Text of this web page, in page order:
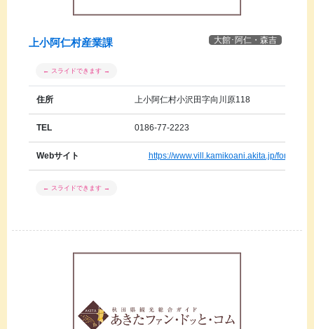
大館･阿仁・森吉
上小阿仁村産業課
住所 上小阿仁村小沢田字向川原118
TEL 0186-77-2223
Webサイト https://www.vill.kamikoani.akita.jp/forms/